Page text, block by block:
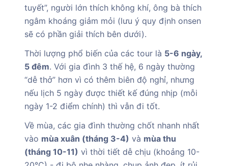
tuyết”, người lớn thích không khí, ông bà thích
ngâm khoáng giảm mỏi (lưu ý quy định onsen
sẽ có phần giải thích bên dưới).
Thời lượng phổ biến của các tour là 5-6 ngày,
5 đêm. Với gia đình 3 thế hệ, 6 ngày thường
“dễ thở” hơn vì có thêm biên độ nghỉ, nhưng
nếu lịch 5 ngày được thiết kế đúng nhịp (mỗi
ngày 1-2 điểm chính) thì vẫn đi tốt.
Về mùa, các gia đình thường chốt nhanh nhất
vào mùa xuân (tháng 3-4) và mùa thu
(tháng 10-11) vì thời tiết dễ chịu (khoảng 10-